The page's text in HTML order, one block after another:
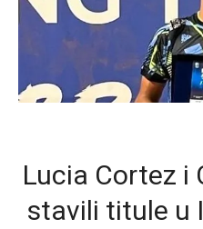
Lucia Cortez i
stavili titule u